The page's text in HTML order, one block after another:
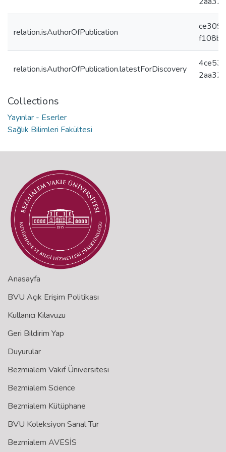
relation.isAuthorOfPublication
relation.isAuthorOfPublication.latestForDiscovery
Collections
Yayınlar - Eserler
Sağlık Bilimleri Fakültesi
Anasayfa
BVU Açık Erişim Politikası
Kullanıcı Kılavuzu
Geri Bildirim Yap
Duyurular
Bezmialem Vakıf Üniversitesi
Bezmialem Science
Bezmialem Kütüphane
BVU Koleksiyon Sanal Tur
Bezmialem AVESİS